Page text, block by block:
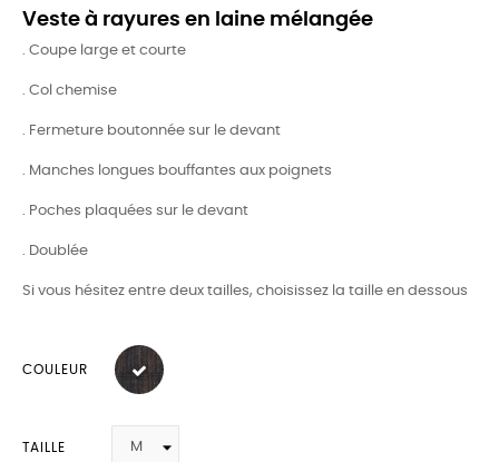
Veste à rayures en laine mélangée
. Coupe large et courte
. Col chemise
. Fermeture boutonnée sur le devant
. Manches longues bouffantes aux poignets
. Poches plaquées sur le devant
. Doublée
Si vous hésitez entre deux tailles, choisissez la taille en dessous
COULEUR
TAILLE